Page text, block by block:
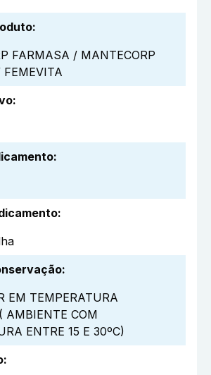
:
FARMASA / MANTECORP
FEMEVITA
:
:
:
:
EM TEMPERATURA
AMBIENTE COM
ENTRE 15 E 30ºC)
: